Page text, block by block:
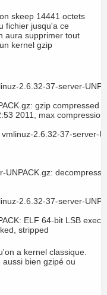
skeep 14441 octets
fichier jusqu'a ce
aura supprimer tout
kernel gzip
2.6.32-37-server-
gzip compressed
2011, max compression
2.6.32-37-server-
UNPACK.gz:
2.6.32-37-server-
ELF 64-bit LSB
stripped
a kernel classique.
bien gzipé ou